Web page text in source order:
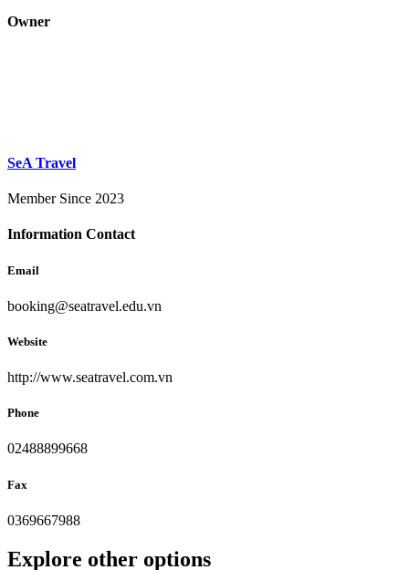
Owner
SeA Travel
Member Since 2023
Information Contact
Email
booking@seatravel.edu.vn
Website
http://www.seatravel.com.vn
Phone
02488899668
Fax
0369667988
Explore other options